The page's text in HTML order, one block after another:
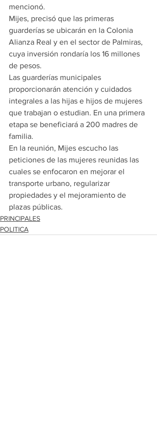
mencionó.
Mijes, precisó que las primeras
guarderías se ubicarán en la Colonia
Alianza Real y en el sector de Palmiras,
cuya inversión rondaría los 16 millones
de pesos.
Las guarderías municipales
proporcionarán atención y cuidados
integrales a las hijas e hijos de mujeres
que trabajan o estudian. En una primera
etapa se beneficiará a 200 madres de
familia.
En la reunión, Mijes escucho las
peticiones de las mujeres reunidas las
cuales se enfocaron en mejorar el
transporte urbano, regularizar
propiedades y el mejoramiento de
plazas públicas.
PRINCIPALES
POLITICA